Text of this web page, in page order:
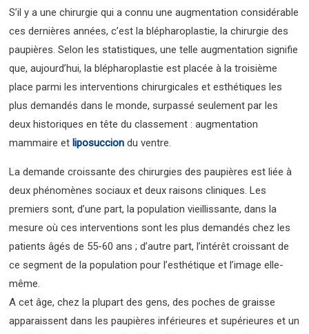
S’il y a une chirurgie qui a connu une augmentation considérable
ces dernières années, c’est la blépharoplastie, la chirurgie des
paupières. Selon les statistiques, une telle augmentation signifie
que, aujourd’hui, la blépharoplastie est placée à la troisième
place parmi les interventions chirurgicales et esthétiques les
plus demandés dans le monde, surpassé seulement par les
deux historiques en tête du classement : augmentation
mammaire etliposuccion du ventre.
La demande croissante des chirurgies des paupières est liée à
deux phénomènes sociaux et deux raisons cliniques. Les
premiers sont, d’une part, la population vieillissante, dans la
mesure où ces interventions sont les plus demandés chez les
patients âgés de 55-60 ans ; d’autre part, l’intérêt croissant de
ce segment de la population pour l’esthétique et l’image elle-
même.
A cet âge, chez la plupart des gens, des poches de graisse
apparaissent dans les paupières inférieures et supérieures et un